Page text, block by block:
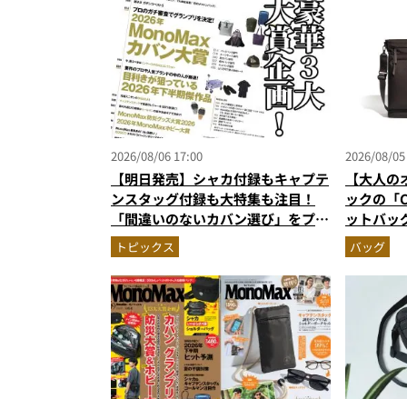
2026/08/06 17:00
【明日発売】シャカ付録もキャプテ
ンスタッグ付録も大特集も注目！
「間違いのないカバン選び」をプロ
がジャッジ・MonoMax9月号の目
次を公開
トピックス
2026/08/
【大人
ックの「
ットバッ
に絶対合
作
バッグ